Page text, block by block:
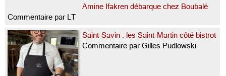
Amine Ifakren débarque chez Boubalé
Commentaire par LT
Saint-Savin : les Saint-Martin côté bistrot
Commentaire par Gilles Pudlowski